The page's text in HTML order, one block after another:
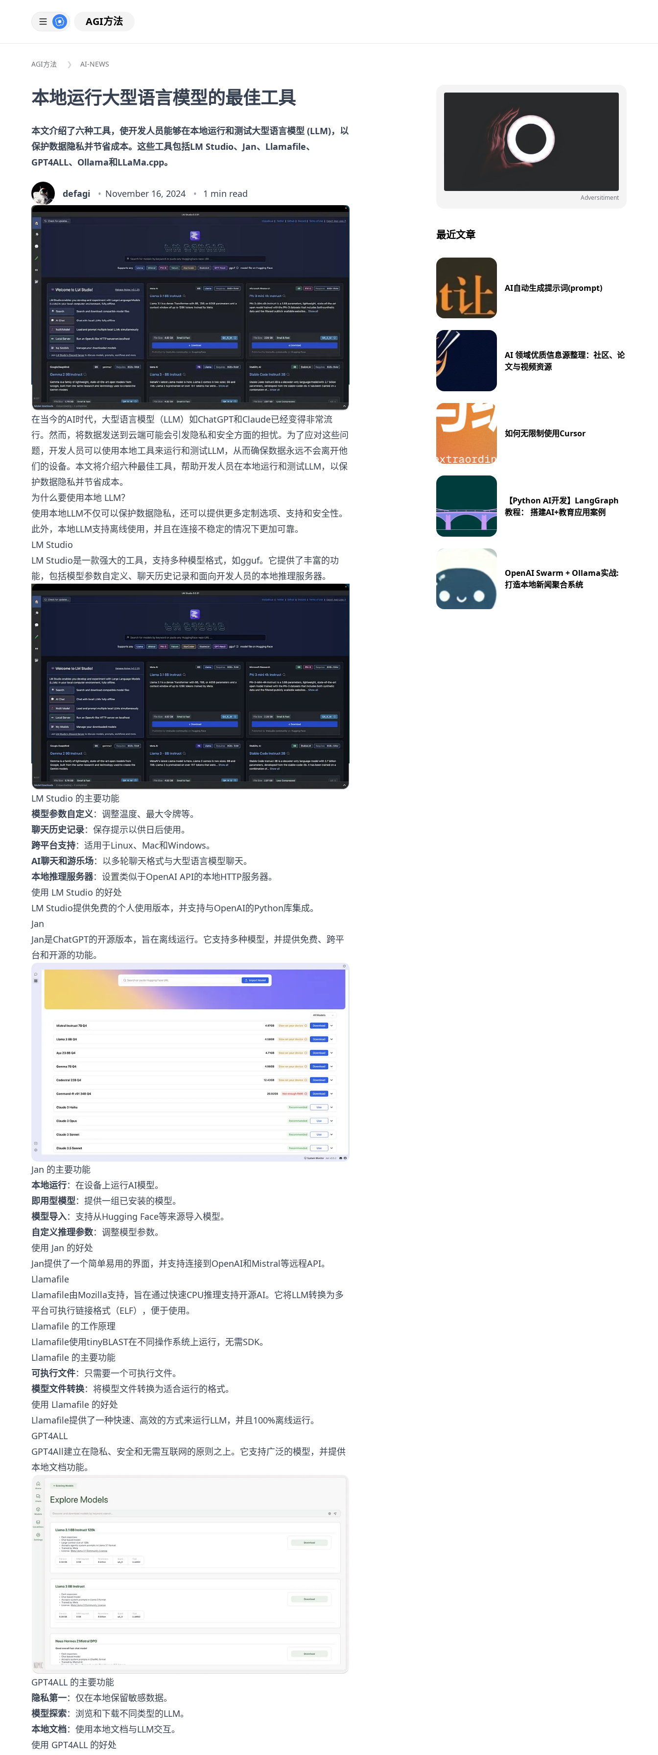
AGI方法
AGI方法 AI-NEWS
本地运行大型语言模型的最佳工具
本文介绍了六种工具，使开发人员能够在本地运行和测试大型语言模型 (LLM)，以
保护数据隐私并节省成本。这些工具包括LM Studio、Jan、Llamafile、
GPT4ALL、Ollama和LLaMa.cpp。
defagi November 16, 2024 1 min read
在当今的AI时代，大型语言模型（LLM）如ChatGPT和Claude已经变得非常流
行。然而，将数据发送到云端可能会引发隐私和安全方面的担忧。为了应对这些问
题，开发人员可以使用本地工具来运行和测试LLM，从而确保数据永远不会离开他
们的设备。本文将介绍六种最佳工具，帮助开发人员在本地运行和测试LLM，以保
护数据隐私并节省成本。
为什么要使用本地 LLM？
使用本地LLM不仅可以保护数据隐私，还可以提供更多定制选项、支持和安全性。
此外，本地LLM支持离线使用，并且在连接不稳定的情况下更加可靠。
LM Studio
LM Studio是一款强大的工具，支持多种模型格式，如gguf。它提供了丰富的功
能，包括模型参数自定义、聊天历史记录和面向开发人员的本地推理服务器。
LM Studio 的主要功能
模型参数自定义：调整温度、最大令牌等。
聊天历史记录：保存提示以供日后使用。
跨平台支持：适用于Linux、Mac和Windows。
AI聊天和游乐场：以多轮聊天格式与大型语言模型聊天。
本地推理服务器：设置类似于OpenAI API的本地HTTP服务器。
使用 LM Studio 的好处
LM Studio提供免费的个人使用版本，并支持与OpenAI的Python库集成。
Jan
Jan是ChatGPT的开源版本，旨在离线运行。它支持多种模型，并提供免费、跨平
台和开源的功能。
Jan 的主要功能
本地运行：在设备上运行AI模型。
即用型模型：提供一组已安装的模型。
模型导入：支持从Hugging Face等来源导入模型。
自定义推理参数：调整模型参数。
使用 Jan 的好处
Jan提供了一个简单易用的界面，并支持连接到OpenAI和Mistral等远程API。
Llamafile
Llamafile由Mozilla支持，旨在通过快速CPU推理支持开源AI。它将LLM转换为多
平台可执行链接格式（ELF），便于使用。
Llamafile 的工作原理
Llamafile使用tinyBLAST在不同操作系统上运行，无需SDK。
Llamafile 的主要功能
可执行文件：只需要一个可执行文件。
模型文件转换：将模型文件转换为适合运行的格式。
使用 Llamafile 的好处
Llamafile提供了一种快速、高效的方式来运行LLM，并且100%离线运行。
GPT4ALL
GPT4All建立在隐私、安全和无需互联网的原则之上。它支持广泛的模型，并提供
本地文档功能。
GPT4ALL 的主要功能
隐私第一：仅在本地保留敏感数据。
模型探索：浏览和下载不同类型的LLM。
本地文档：使用本地文档与LLM交互。
使用 GPT4ALL 的好处
Adversitiment
最近文章
AI自动生成提示词(prompt)
AI 领域优质信息源整理：社区、论
文与视频资源
如何无限制使用Cursor
【Python AI开发】LangGraph
教程： 搭建AI+教育应用案例
OpenAI Swarm + Ollama实战:
打造本地新闻聚合系统